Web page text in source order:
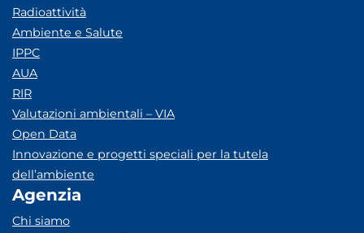
Radioattività
Ambiente e Salute
IPPC
AUA
RIR
Valutazioni ambientali – VIA
Open Data
Innovazione e progetti speciali per la tutela
dell’ambiente
Agenzia
Chi siamo